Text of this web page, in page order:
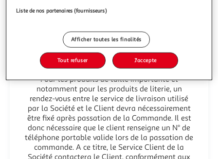
l'accessibilité des colis, les dimensions des colis
pouvez également contacter le Service Client.<br>
Le client sera seul responsable en cas
d’impossibilité d'accès des colis dans son domicile
et devra se référer à la procédure de rétractation
s'il souhaite retourner la marchandise.<br>
Pour les produits de taille importante et
notamment pour les produits de literie, un
rendez-vous entre le service de livraison utilisé
par la Société et le Client devra nécessairement
être fixé après passation de la Commande. Il est
donc nécessaire que le client renseigne un N° de
téléphone portable valide lors de la passation de
commande. A ce titre, le Service Client de la
Société contactera le Client, conformément aux
Liste de nos partenaires (fournisseurs)
Afficher toutes les finalités
Tout refuser J'accepte